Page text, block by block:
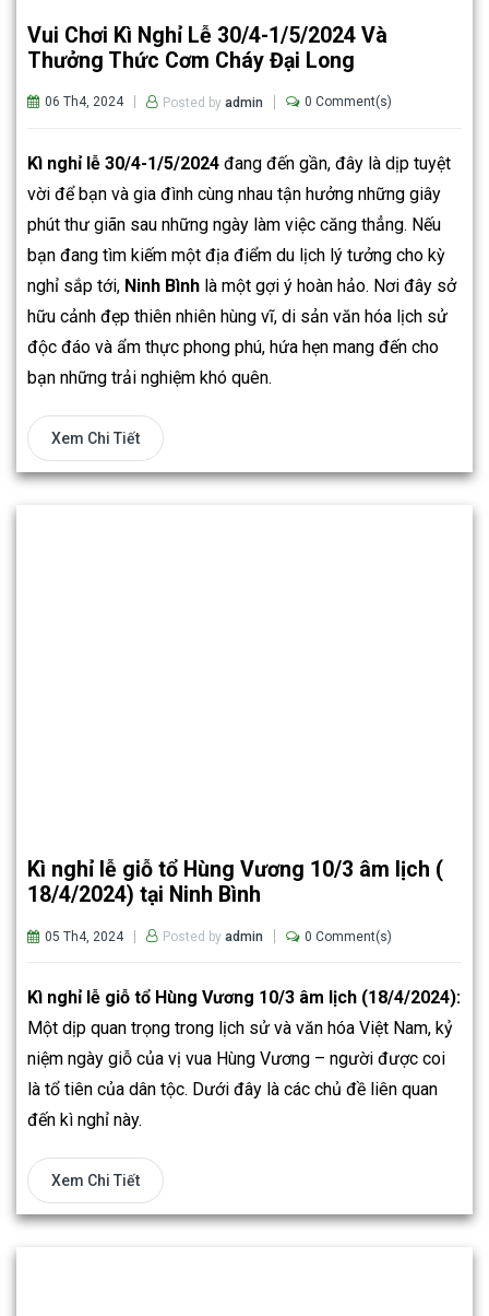
Vui Chơi Kì Nghỉ Lễ 30/4-1/5/2024 Và
Thưởng Thức Cơm Cháy Đại Long
06 Th4, 2024 Posted by admin 0 Comment(s)
Kì nghỉ lễ 30/4-1/5/2024 đang đến gần, đây là dịp tuyệt
vời để bạn và gia đình cùng nhau tận hưởng những giây
phút thư giãn sau những ngày làm việc căng thẳng. Nếu
bạn đang tìm kiếm một địa điểm du lịch lý tưởng cho kỳ
nghỉ sắp tới, Ninh Bình là một gợi ý hoàn hảo. Nơi đây sở
hữu cảnh đẹp thiên nhiên hùng vĩ, di sản văn hóa lịch sử
độc đáo và ẩm thực phong phú, hứa hẹn mang đến cho
bạn những trải nghiệm khó quên.
Xem Chi Tiết
Kì nghỉ lễ giỗ tổ Hùng Vương 10/3 âm lịch (
18/4/2024) tại Ninh Bình
05 Th4, 2024 Posted by admin 0 Comment(s)
Kì nghỉ lễ giỗ tổ Hùng Vương 10/3 âm lịch (18/4/2024):
Một dịp quan trọng trong lịch sử và văn hóa Việt Nam, kỷ
niệm ngày giỗ của vị vua Hùng Vương – người được coi
là tổ tiên của dân tộc. Dưới đây là các chủ đề liên quan
đến kì nghỉ này.
Xem Chi Tiết